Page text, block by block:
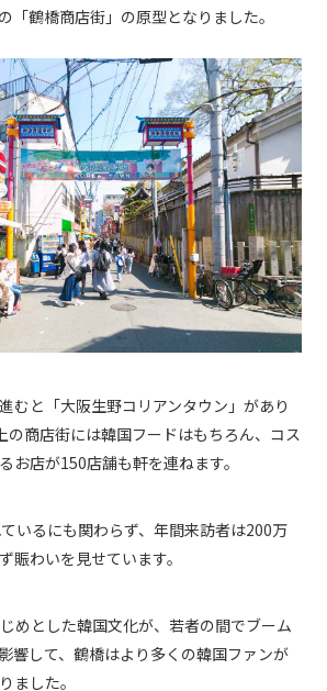
「鶴橋商店街」の原型となりました。
むと「大阪生野コリアンタウン」があり
の商店街には韓国フードはもちろん、コス
お店が150店舗も軒を連ねます。
いるにも関わらず、年間来訪者は200万
賑わいを見せています。
めとした韓国文化が、若者の間でブーム
響して、鶴橋はより多くの韓国ファンが
ました。